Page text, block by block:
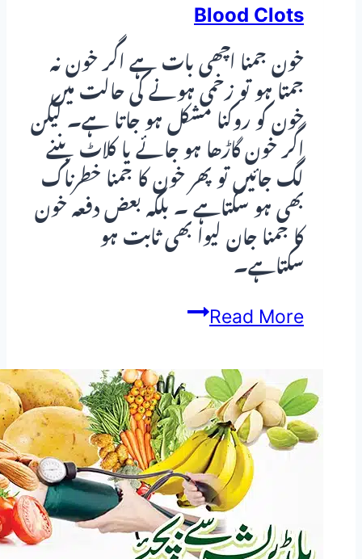
کلینیکلBlood Clots
خون جمنا اچھی بات ہے اگر خون نہ
جمتا ہو تو زخمی ہونے کی حالت میں
خون کو روکنا مشکل ہو جاتا ہے۔ لیکن
اگر خون گاڑھا ہو جائے یا کلاٹ بننے
لگ جائیں تو پھر خون کا جمنا خطرناک
بھی ہو سکتاہے ۔ بلکہ بعض دفعہ خون
کا جمنا جان لیوا بھی ثابت ہو
سکتاہے۔
Read More
Blood